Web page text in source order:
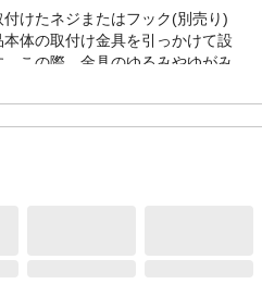
付けたネジまたはフック(別売り)
本体の取付け金具を引っかけて設
この際、金具のゆるみやゆがみ
ください。